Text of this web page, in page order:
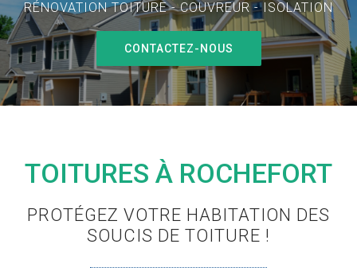
RÉNOVATION TOITURE - COUVREUR - ISOLATION
CONTACTEZ-NOUS
TOITURES À ROCHEFORT
PROTÉGEZ VOTRE HABITATION DES
SOUCIS DE TOITURE !